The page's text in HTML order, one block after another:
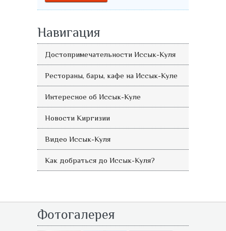
Навигация
Достопримечательности Иссык-Куля
Рестораны, бары, кафе на Иссык-Куле
Интересное об Иссык-Куле
Новости Киргизии
Видео Иссык-Куля
Как добраться до Иссык-Куля?
Фотогалерея